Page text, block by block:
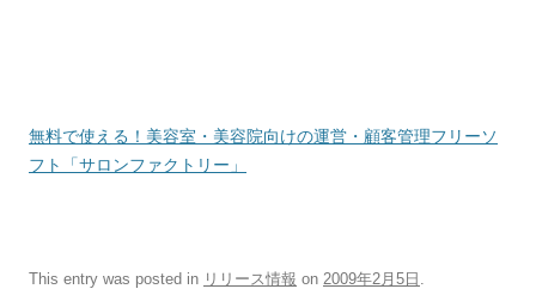
無料で使える！美容室・美容院向けの運営・顧客管理フリーソ
フト「サロンファクトリー」
This entry was posted in リリース情報 on 2009年2月5日 .